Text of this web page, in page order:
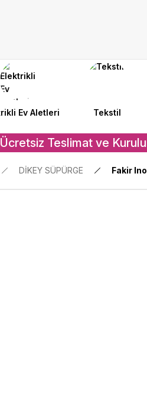
Ev Aletleri Tekstil
Teslimat ve
DİKEY SÜPÜRGE Fakir